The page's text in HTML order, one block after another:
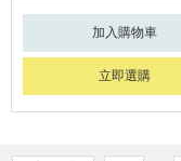
加入購物車
立即選購